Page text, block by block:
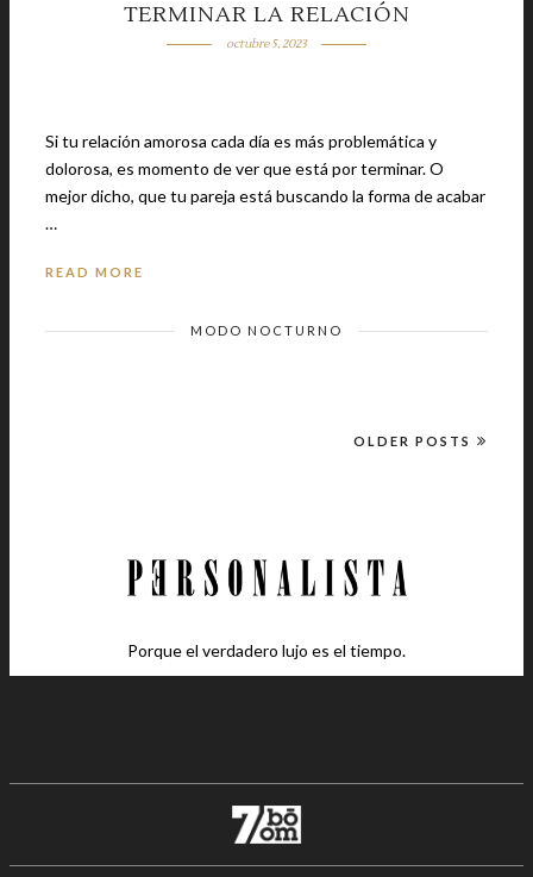
TERMINAR LA RELACIÓN
octubre 5, 2023
Si tu relación amorosa cada día es más problemática y
dolorosa, es momento de ver que está por terminar. O
mejor dicho, que tu pareja está buscando la forma de acabar
…
READ MORE
MODO NOCTURNO
OLDER POSTS
Porque el verdadero lujo es el tiempo.